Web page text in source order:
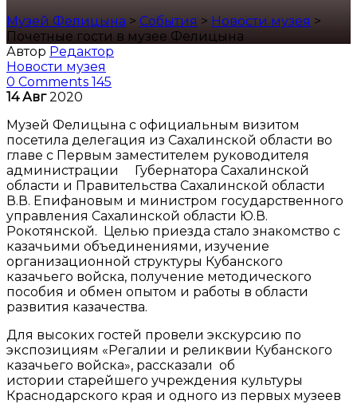
Музей Фелицына > События > Новости музея >
Почетные гости в музее Фелицына
Автор Редактор
Новости музея
0 Comments 145
14 Авг2020
Музей Фелицына с официальным визитом
посетила делегация из Сахалинской области во
главе с Первым заместителем руководителя
администрации Губернатора Сахалинской
области и Правительства Сахалинской области
В.В. Епифановым и министром государственного
управления Сахалинской области Ю.В.
Рокотянской. Целью приезда стало знакомство с
казачьими объединениями, изучение
организационной структуры Кубанского
казачьего войска, получение методического
пособия и обмен опытом и работы в области
развития казачества.
Для высоких гостей провели экскурсию по
экспозициям «Регалии и реликвии Кубанского
казачьего войска», рассказали об
истории старейшего учреждения культуры
Краснодарского края и одного из первых музеев